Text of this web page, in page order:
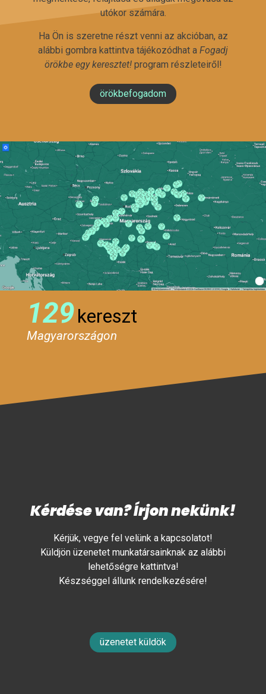
utókor számára.
Ha Ön is szeretne részt venni az akcióban, az
alábbi gombra kattintva tájékozódhat a Fogadj
örökbe egy keresztet!program részleteiről!
örökbefogadom
129kereszt
Magyarországon
Kérdése van? Írjon nekünk!
Kérjük, vegye fel velünk a kapcsolatot!
Küldjön üzenetet munkatársainknak az alábbi
lehetőségre kattintva!
Készséggel állunk rendelkezésére!
üzenetet küldök